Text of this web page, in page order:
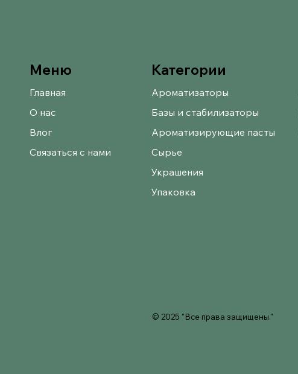
Категории
Ароматизаторы
Базы и стабилизаторы
Ароматизирующие пасты
Сырье
Украшения
Упаковка
Меню
Главная
О нас
Влог
Связаться с нами
© 2025 "Все права защищены."